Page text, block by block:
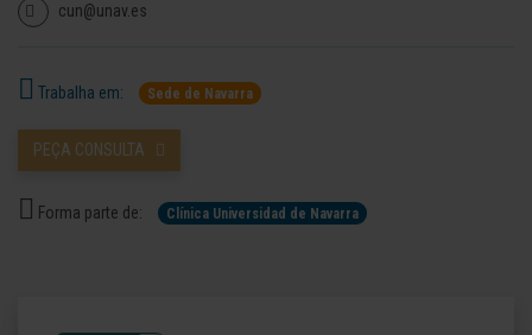
cun@unav.es
Trabalha em: Sede de Navarra
PEÇA CONSULTA
Forma parte de: Clínica Universidad de Navarra